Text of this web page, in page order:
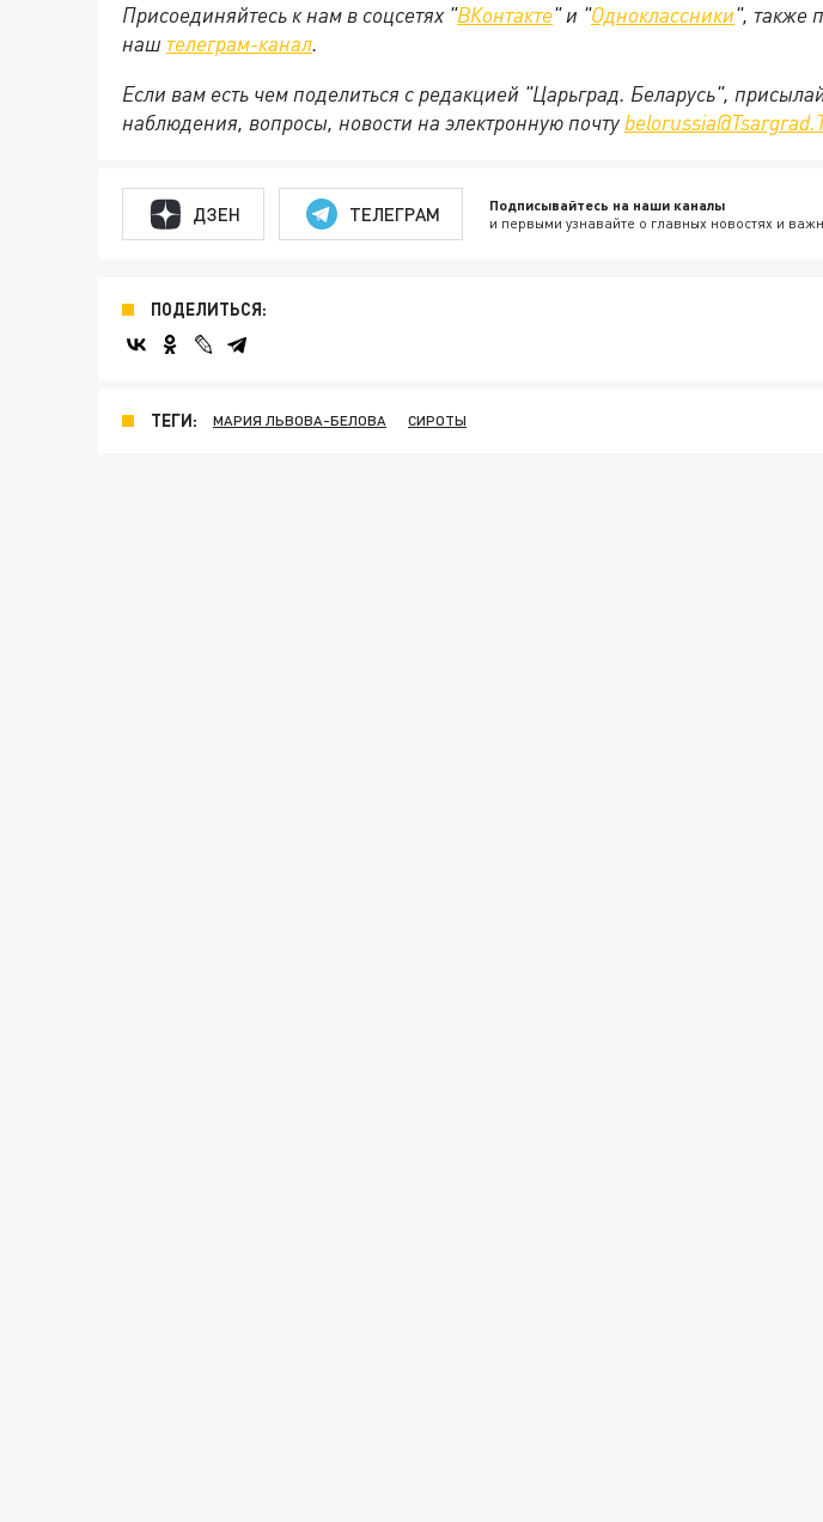
Присоединяйтесь к нам в соцсетях "ВКонтакте" и "Одноклассники", также
наш телеграм-канал.
Если вам есть чем поделиться с редакцией "Царьград. Беларусь",
наблюдения, вопросы, новости на электронную почту
ДЗЕН ТЕЛЕГРАМ Подписывайтесь на наши каналы
и первыми узнавайте о главных новостях и
ПОДЕЛИТЬСЯ:
ТЕГИ: МАРИЯ ЛЬВОВА-БЕЛОВА СИРОТЫ